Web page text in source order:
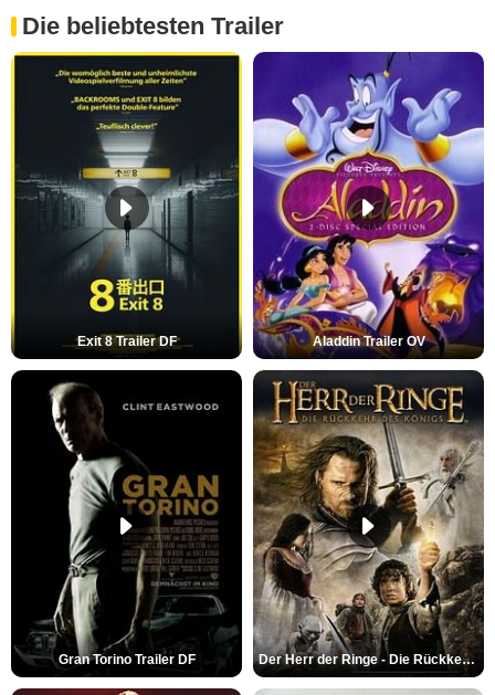
Die beliebtesten Trailer
Exit 8 Trailer DF Aladdin Trailer OV
Gran Torino Trailer DF Der Herr der Ringe - Die Rückkehr des Königs Trailer OV